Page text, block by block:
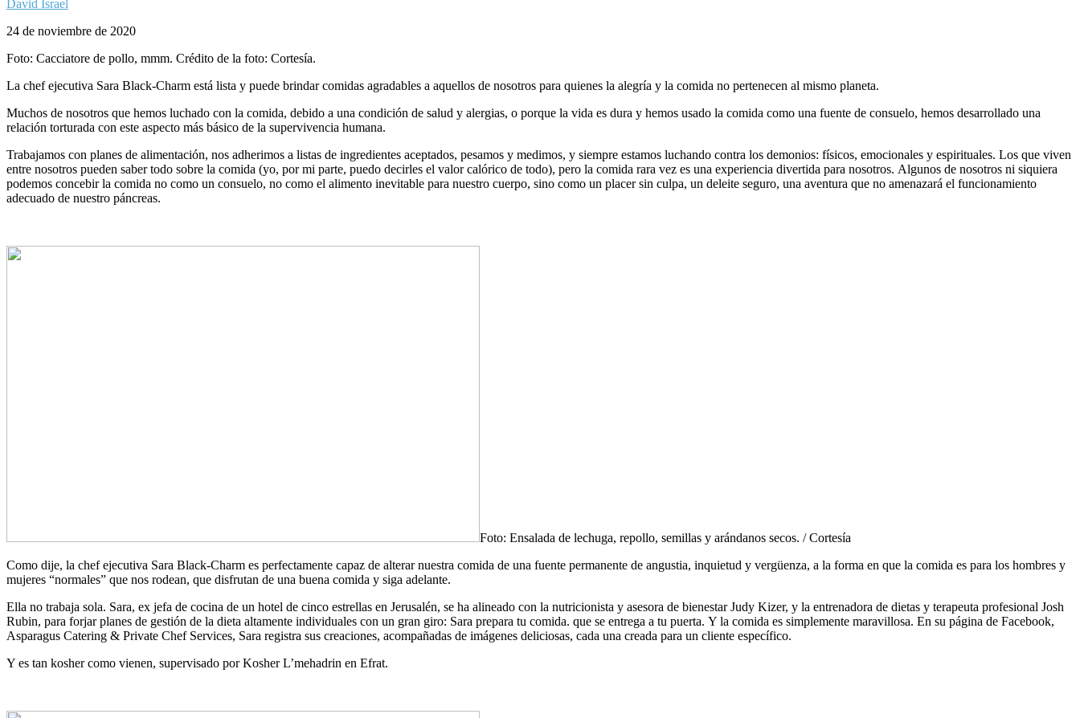
David Israel
24 de noviembre de 2020
Foto: Cacciatore de pollo, mmm. Crédito de la foto: Cortesía.
La chef ejecutiva Sara Black-Charm está lista y puede brindar comidas agradables a aquellos de nosotros para quienes la alegría y la comida no pertenecen al mismo planeta.
Muchos de nosotros que hemos luchado con la comida, debido a una condición de salud y alergias, o porque la vida es dura y hemos usado la comida como una fuente de consuelo, hemos desarrollado una
relación torturada con este aspecto más básico de la supervivencia humana.
Trabajamos con planes de alimentación, nos adherimos a listas de ingredientes aceptados, pesamos y medimos, y siempre estamos luchando contra los demonios: físicos, emocionales y espirituales. Los que viven
entre nosotros pueden saber todo sobre la comida (yo, por mi parte, puedo decirles el valor calórico de todo), pero la comida rara vez es una experiencia divertida para nosotros. Algunos de nosotros ni siquiera
podemos concebir la comida no como un consuelo, no como el alimento inevitable para nuestro cuerpo, sino como un placer sin culpa, un deleite seguro, una aventura que no amenazará el funcionamiento
adecuado de nuestro páncreas.
Foto: Ensalada de lechuga, repollo, semillas y arándanos secos. / Cortesía
Como dije, la chef ejecutiva Sara Black-Charm es perfectamente capaz de alterar nuestra comida de una fuente permanente de angustia, inquietud y vergüenza, a la forma en que la comida es para los hombres y
mujeres “normales” que nos rodean, que disfrutan de una buena comida y siga adelante.
Ella no trabaja sola. Sara, ex jefa de cocina de un hotel de cinco estrellas en Jerusalén, se ha alineado con la nutricionista y asesora de bienestar Judy Kizer, y la entrenadora de dietas y terapeuta profesional Josh
Rubin, para forjar planes de gestión de la dieta altamente individuales con un gran giro: Sara prepara tu comida. que se entrega a tu puerta. Y la comida es simplemente maravillosa. En su página de Facebook,
Asparagus Catering & Private Chef Services, Sara registra sus creaciones, acompañadas de imágenes deliciosas, cada una creada para un cliente específico.
Y es tan kosher como vienen, supervisado por Kosher L’mehadrin en Efrat.